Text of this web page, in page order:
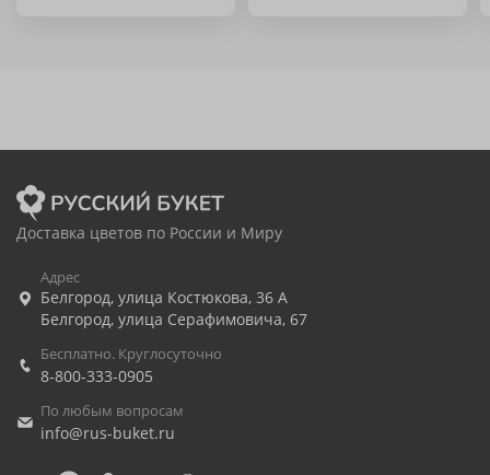
Доставка цветов по России и Миру
Адрес
Белгород, улица Костюкова, 36 А
Белгород, улица Серафимовича, 67
Бесплатно. Круглосуточно
8-800-333-0905
По любым вопросам
info@rus-buket.ru